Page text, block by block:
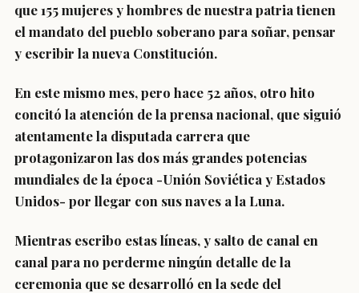
que 155 mujeres y hombres de nuestra patria tienen
el mandato del pueblo soberano para soñar, pensar
y escribir la nueva Constitución.
En este mismo mes, pero hace 52 años, otro hito
concitó la atención de la prensa nacional, que siguió
atentamente la disputada carrera que
protagonizaron las dos más grandes potencias
mundiales de la época -Unión Soviética y Estados
Unidos- por llegar con sus naves a la Luna.
Mientras escribo estas líneas, y salto de canal en
canal para no perderme ningún detalle de la
ceremonia que se desarrolló en la sede del